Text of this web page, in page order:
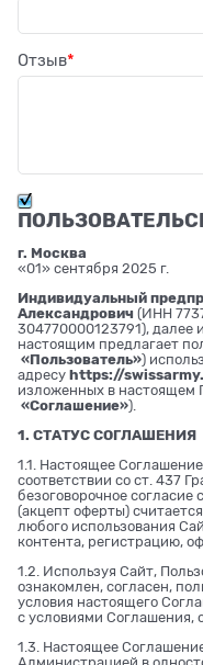
Отзыв
г. Москва
«01» сентября 2025 г.
Индивидуальный
Александрович (ИНН
304770000123791), далее
настоящим предлагает
«Пользователь»)
адресу https://
изложенных в настоящем
«Соглашение»).
1. СТАТУС СОГЛАШЕНИЯ
1.1. Настоящее
соответствии со ст. 437
безоговорочное
(акцепт оферты)
любого использования
контента, регистрацию,
1.2. Используя Сайт,
ознакомлен, согласен,
условия настоящего
с условиями Соглашения,
1.3. Настоящее